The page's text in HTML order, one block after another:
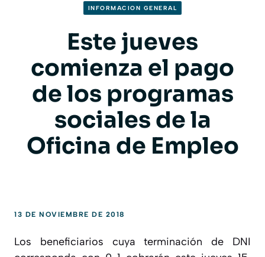
INFORMACION GENERAL
Este jueves
comienza el pago
de los programas
sociales de la
Oficina de Empleo
13 DE NOVIEMBRE DE 2018
Los beneficiarios cuya terminación de DNI